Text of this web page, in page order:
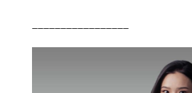
_________________